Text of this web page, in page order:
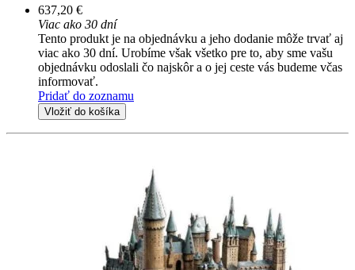
637,20 €
Viac ako 30 dní
Tento produkt je na objednávku a jeho dodanie môže trvať aj
viac ako 30 dní. Urobíme však všetko pre to, aby sme vašu
objednávku odoslali čo najskôr a o jej ceste vás budeme včas
informovať.
Pridať do zoznamu
Vložiť do košíka